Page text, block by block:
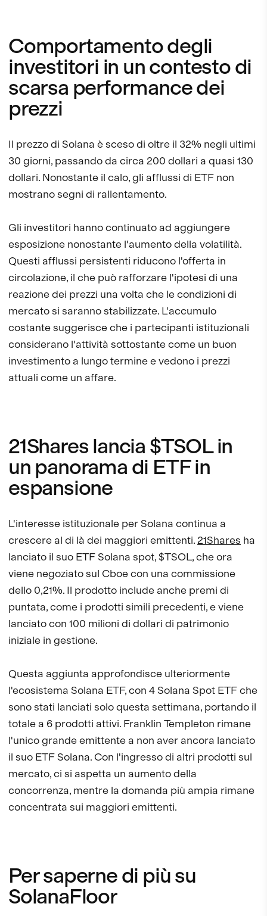
Comportamento degli
investitori in un contesto di
scarsa performance dei
prezzi
Il prezzo di Solana è sceso di oltre il 32% negli ultimi
30 giorni, passando da circa 200 dollari a quasi 130
dollari. Nonostante il calo, gli afflussi di ETF non
mostrano segni di rallentamento.
Gli investitori hanno continuato ad aggiungere
esposizione nonostante l'aumento della volatilità.
Questi afflussi persistenti riducono l'offerta in
circolazione, il che può rafforzare l'ipotesi di una
reazione dei prezzi una volta che le condizioni di
mercato si saranno stabilizzate. L'accumulo
costante suggerisce che i partecipanti istituzionali
considerano l'attività sottostante come un buon
investimento a lungo termine e vedono i prezzi
attuali come un affare.
21Shares lancia $TSOL in
un panorama di ETF in
espansione
L'interesse istituzionale per Solana continua a
crescere al di là dei maggiori emittenti. 21Shares ha
lanciato il suo ETF Solana spot, $TSOL, che ora
viene negoziato sul Cboe con una commissione
dello 0,21%. Il prodotto include anche premi di
puntata, come i prodotti simili precedenti, e viene
lanciato con 100 milioni di dollari di patrimonio
iniziale in gestione.
Questa aggiunta approfondisce ulteriormente
l'ecosistema Solana ETF, con 4 Solana Spot ETF che
sono stati lanciati solo questa settimana, portando il
totale a 6 prodotti attivi. Franklin Templeton rimane
l'unico grande emittente a non aver ancora lanciato
il suo ETF Solana. Con l'ingresso di altri prodotti sul
mercato, ci si aspetta un aumento della
concorrenza, mentre la domanda più ampia rimane
concentrata sui maggiori emittenti.
Per saperne di più su
SolanaFloor